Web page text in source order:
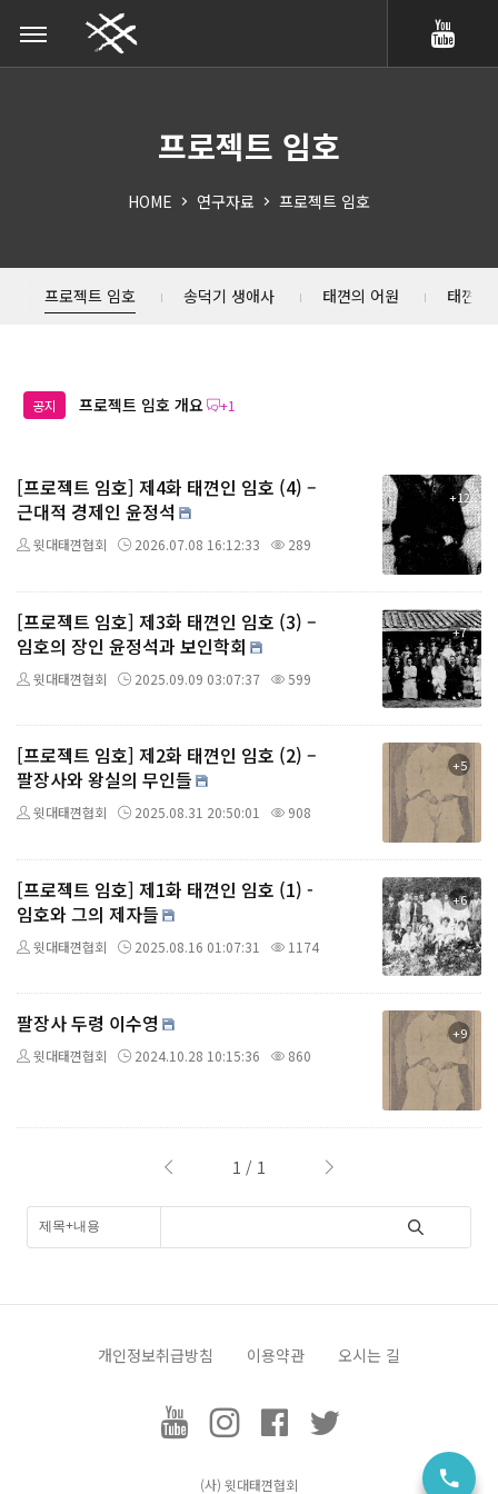
프로젝트 임호
HOME 연구자료 프로젝트 임호
프로젝트 임호 송덕기 생애사 태껸의 어원 태껸
공지 프로젝트 임호 개요 +1
[프로젝트 임호] 제4화 태껸인 임호 (4) –
근대적 경제인 윤정석
윗대태껸협회 2026.07.08 16:12:33 289
+12
[프로젝트 임호] 제3화 태껸인 임호 (3) –
임호의 장인 윤정석과 보인학회
윗대태껸협회 2025.09.09 03:07:37 599
+7
[프로젝트 임호] 제2화 태껸인 임호 (2) –
팔장사와 왕실의 무인들
윗대태껸협회 2025.08.31 20:50:01 908
+5
[프로젝트 임호] 제1화 태껸인 임호 (1) -
임호와 그의 제자들
윗대태껸협회 2025.08.16 01:07:31 1174
+6
팔장사 두령 이수영
윗대태껸협회 2024.10.28 10:15:36 860
+9
1 / 1
개인정보취급방침 이용약관 오시는 길
(사) 윗대태껸택견, Taekkyeon
협회